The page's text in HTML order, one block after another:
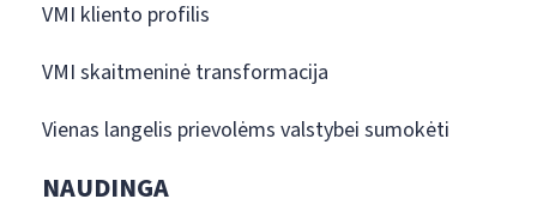
VMI kliento profilis
VMI skaitmeninė transformacija
Vienas langelis prievolėms valstybei sumokėti
NAUDINGA